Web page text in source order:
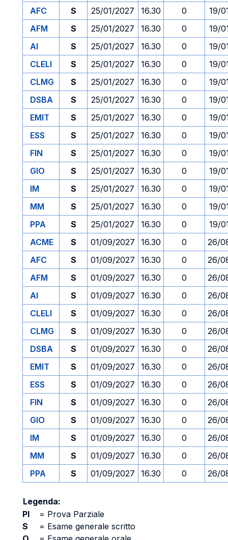
AFC
S 25/01/2027 16.30 0
19/
AFM
S 25/01/2027 16.30 0
19/
AI
S 25/01/2027 16.30 0
19/
CLELI
S 25/01/2027 16.30 0
19/
CLMG
S 25/01/2027 16.30 0
19/
DSBA
S 25/01/2027 16.30 0
19/
EMIT
S 25/01/2027 16.30 0
19/
ESS
S 25/01/2027 16.30 0
19/
FIN
S 25/01/2027 16.30 0
19/
GIO
S 25/01/2027 16.30 0
19/
IM
S 25/01/2027 16.30 0
19/
MM
S 25/01/2027 16.30 0
19/
PPA
S 25/01/2027 16.30 0
19/
ACME
S 01/09/2027 16.30 0
26/
AFC
S 01/09/2027 16.30 0
26/
AFM
S 01/09/2027 16.30 0
26/
AI
S 01/09/2027 16.30 0
26/
CLELI
S 01/09/2027 16.30 0
26/
CLMG
S 01/09/2027 16.30 0
26/
DSBA
S 01/09/2027 16.30 0
26/
EMIT
S 01/09/2027 16.30 0
26/
ESS
S 01/09/2027 16.30 0
26/
FIN
S 01/09/2027 16.30 0
26/
GIO
S 01/09/2027 16.30 0
26/
IM
S 01/09/2027 16.30 0
26/
MM
S 01/09/2027 16.30 0
26/
PPA
S 01/09/2027 16.30 0 26/
Legenda:
PI
= Prova Parziale
S
= Esame generale scritto